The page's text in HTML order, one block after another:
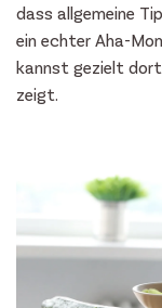
dass allgemeine
ein echter Aha-
kannst gezielt dort
zeigt.